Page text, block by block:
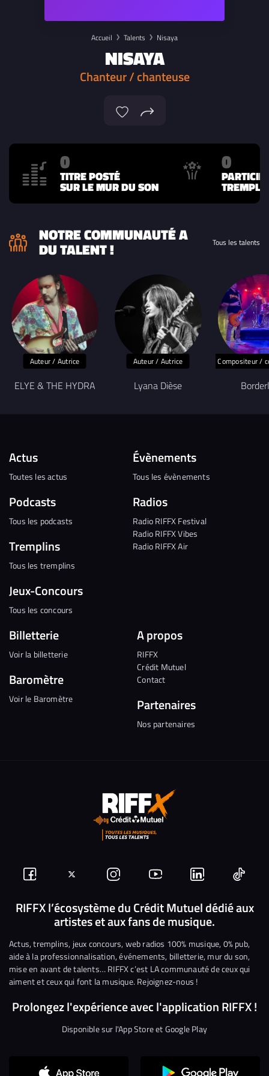
Accueil Talents Nisaya
NISAYA
Chanteur / chanteuse
0
TITRE POSTÉ
SUR LE MUR DU SON
0
NOTRE COMMUNAUTÉ A
DU TALENT ! Tous les talents
Auteur / Autrice
ELYE & THE HYDRA
Auteur / Autrice
Lyana Dièse
Compositeur /
Actus
Toutes les actus
Podcasts
Tous les podcasts
Tremplins
Tous les tremplins
Jeux-Concours
Tous les concours
Évènements
Tous les évènements
Radios
Radio RIFFX Festival
Radio RIFFX Vibes
Radio RIFFX Air
Billetterie
Voir la billetterie
Baromètre
Voir le Baromètre
A propos
RIFFX
Crédit Mutuel
Contact
Partenaires
Nos partenaires
Suivez-
nous
Facebook
Suivez-
nous
sur
Twitter
Nous
rejoindre
sur
Instagram
Nous
rejoindre
sur
YouTube
Nous
rejoindre
sur
Linkedin
Nous
RIFFX l’écosystème du Crédit Mutuel dédié aux
artistes et aux fans de musique.
Actus, tremplins, jeux concours, web radios 100% musique, 0% pub,
aide à la professionnalisation, événements, billetterie, mur du son,
mise en avant de talents… RIFFX c’est LA communauté de ceux qui
aiment et ceux qui font la musique. Rejoignez-nous !
Prolongez l'expérience avec l'application RIFFX !
Disponible sur l'App Store et Google Play